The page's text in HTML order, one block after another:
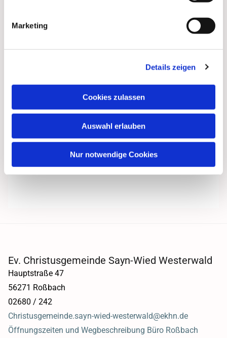
Marketing
Details zeigen
Cookies zulassen
Auswahl erlauben
Nur notwendige Cookies
Ev. Christusgemeinde Sayn-Wied Westerwald
Hauptstraße 47
56271 Roßbach
02680 / 242
Christusgemeinde.sayn-wied-westerwald@ekhn.de
Öffnungszeiten und Wegbeschreibung Büro Roßbach